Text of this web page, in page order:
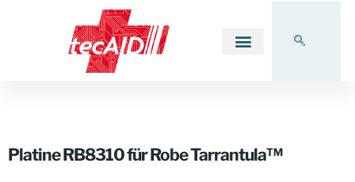
Platine RB8310 für Robe Tarrantula™